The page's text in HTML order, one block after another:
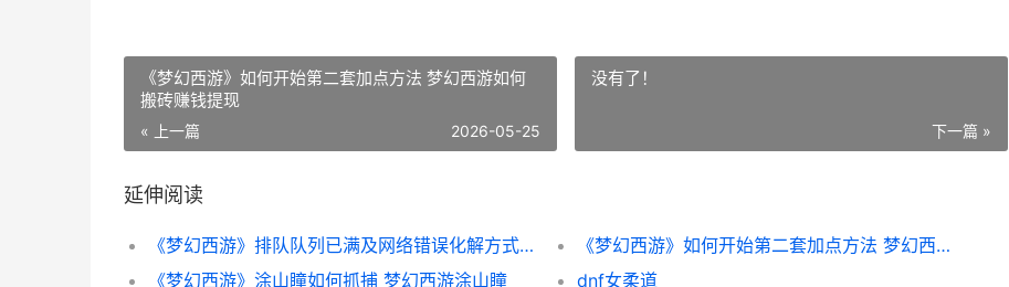
《梦幻西游》如何开始第二套加点方法 梦幻西游如何
搬砖赚钱提现
« 上一篇 2026-05-25
没有了！
下一篇 »
延伸阅读
《梦幻西游》排队队列已满及网络错误化解方式 梦幻西游排队算点卡吗
《梦幻西游》如何开始第二套加点方法 梦幻西游如何搬砖赚钱提现
《梦幻西游》涂山瞳如何抓捕 梦幻西游涂山瞳
dnf女柔道